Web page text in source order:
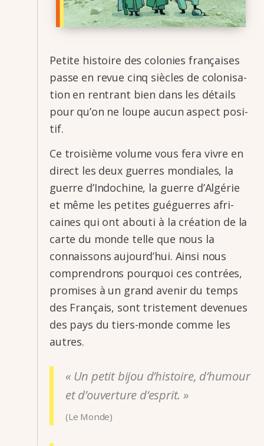
Petite histoire des colo­nies françaises
passe en revue cinq siècles de colo­ni­sa­
tion en rentrant bien dans les détails
pour qu’on ne loupe aucun aspect posi­
tif.
Ce troi­sième volume vous fera vivre en
direct les deux guerres mondiales, la
guerre d’In­do­chine, la guerre d’Al­gé­rie
et même les petites guéguerres afri­
caines qui ont abouti à la créa­tion de la
carte du monde telle que nous la
connais­sons aujourd’­hui. Ainsi nous
compren­drons pourquoi ces contrées,
promises à un grand avenir du temps
des Français, sont tris­te­ment deve­nues
des pays du tiers-monde comme les
autres.
« Un petit bijou d’his­toire, d’hu­mour
et d’ou­ver­ture d’es­prit. »
(Le Monde)